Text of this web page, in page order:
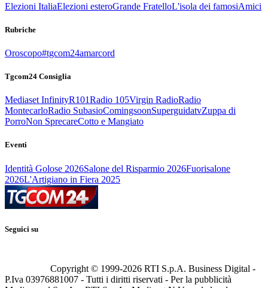
Elezioni ItaliaElezioni esteroGrande FratelloL'isola dei famosiAmici
Rubriche
Oroscopo#tgcom24amarcord
Tgcom24 Consiglia
Mediaset InfinityR101Radio 105Virgin RadioRadio
MontecarloRadio SubasioComingsoonSuperguidatvZuppa di
PorroNon SprecareCotto e Mangiato
Eventi
Identità Golose 2026Salone del Risparmio 2026Fuorisalone
2026L'Artigiano in Fiera 2025
Seguici su
Copyright © 1999-2026 RTI S.p.A. Business Digital -
P.Iva 03976881007 - Tutti i diritti riservati - Per la pubblicità